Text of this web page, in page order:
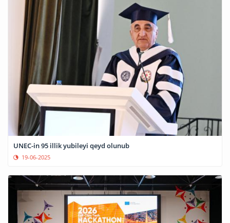
UNEC-in 95 illik yubileyi qeyd olunub
19-06-2025